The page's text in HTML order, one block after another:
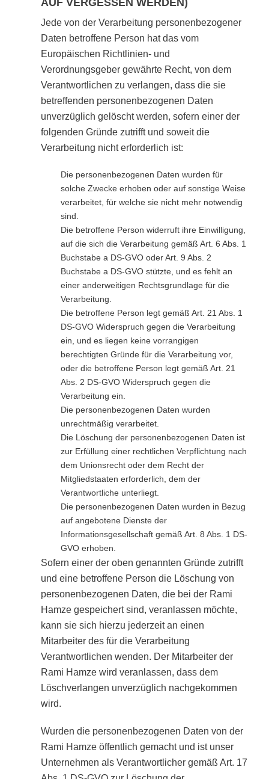
AUF VERGESSEN WERDEN)
Jede von der Verarbeitung personenbezogener
Daten betroffene Person hat das vom
Europäischen Richtlinien- und
Verordnungsgeber gewährte Recht, von dem
Verantwortlichen zu verlangen, dass die sie
betreffenden personenbezogenen Daten
unverzüglich gelöscht werden, sofern einer der
folgenden Gründe zutrifft und soweit die
Verarbeitung nicht erforderlich ist:
Die personenbezogenen Daten wurden für
solche Zwecke erhoben oder auf sonstige Weise
verarbeitet, für welche sie nicht mehr notwendig
sind.
Die betroffene Person widerruft ihre Einwilligung,
auf die sich die Verarbeitung gemäß Art. 6 Abs. 1
Buchstabe a DS-GVO oder Art. 9 Abs. 2
Buchstabe a DS-GVO stützte, und es fehlt an
einer anderweitigen Rechtsgrundlage für die
Verarbeitung.
Die betroffene Person legt gemäß Art. 21 Abs. 1
DS-GVO Widerspruch gegen die Verarbeitung
ein, und es liegen keine vorrangigen
berechtigten Gründe für die Verarbeitung vor,
oder die betroffene Person legt gemäß Art. 21
Abs. 2 DS-GVO Widerspruch gegen die
Verarbeitung ein.
Die personenbezogenen Daten wurden
unrechtmäßig verarbeitet.
Die Löschung der personenbezogenen Daten ist
zur Erfüllung einer rechtlichen Verpflichtung nach
dem Unionsrecht oder dem Recht der
Mitgliedstaaten erforderlich, dem der
Verantwortliche unterliegt.
Die personenbezogenen Daten wurden in Bezug
auf angebotene Dienste der
Informationsgesellschaft gemäß Art. 8 Abs. 1 DS-
GVO erhoben.
Sofern einer der oben genannten Gründe zutrifft
und eine betroffene Person die Löschung von
personenbezogenen Daten, die bei der Rami
Hamze gespeichert sind, veranlassen möchte,
kann sie sich hierzu jederzeit an einen
Mitarbeiter des für die Verarbeitung
Verantwortlichen wenden. Der Mitarbeiter der
Rami Hamze wird veranlassen, dass dem
Löschverlangen unverzüglich nachgekommen
wird.
Wurden die personenbezogenen Daten von der
Rami Hamze öffentlich gemacht und ist unser
Unternehmen als Verantwortlicher gemäß Art. 17